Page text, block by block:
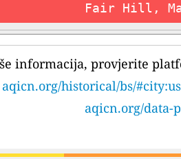
Fair Hill,
informacija, provjerite
aqicn.org/historical/bs/
aqicn.org/data-